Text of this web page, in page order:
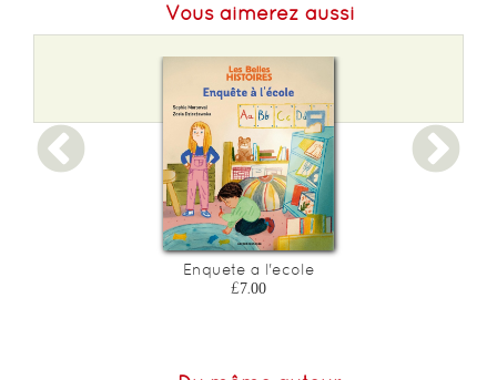
Vous aimerez aussi
Enquete a l'ecole
£7.00